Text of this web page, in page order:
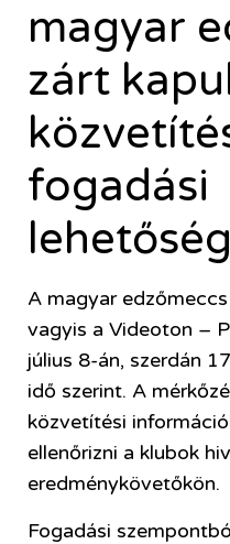
magyar
zárt
fogadási
A magyar
vagyis a Videoton –
július 8-án, szerdán
idő szerint. A
közvetítési
ellenőrizni a klubok
eredménykövetőkön.
Fogadási